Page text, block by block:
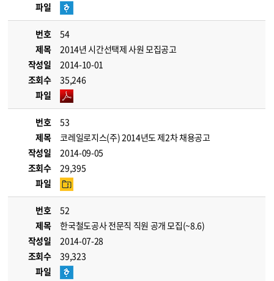
파일
번호
54
제목
2014년 시간선택제 사원 모집공고
작성일
2014-10-01
조회수
35,246
파일
번호
53
제목
코레일로지스(주) 2014년도 제2차 채용공고
작성일
2014-09-05
조회수
29,395
파일
번호
52
제목
한국철도공사 전문직 직원 공개 모집(~8.6)
작성일
2014-07-28
조회수
39,323
파일